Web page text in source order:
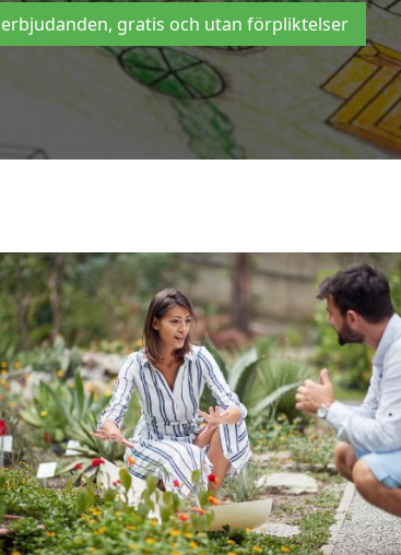
erbjudanden, gratis och utan förpliktelser